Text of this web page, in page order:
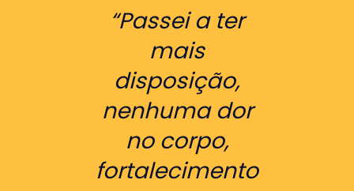
“Passei a ter
mais
disposição,
nenhuma dor
no corpo,
fortalecimento